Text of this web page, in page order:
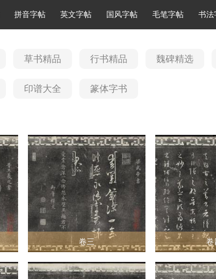
拼音字帖 英文字帖 国风字帖 毛笔字帖 书法
草书精品 行书精品 魏碑精选
印谱大全 篆体字书
卷三 卷